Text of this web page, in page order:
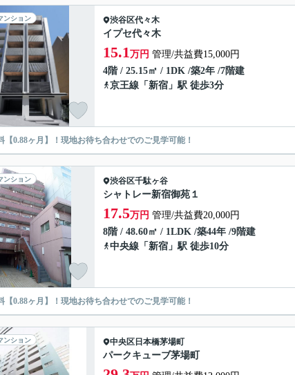
ンション 渋谷区代々木
イプセ代々木
15.1万円 管理/共益費15,000円
4階 / 25.15㎡ / 1DK /築2年 /7階建
京王線 「 新宿 」駅 徒歩3分
【0.88ヶ月】！現地お待ち合わせでのご見学可能！
ンション 渋谷区千駄ヶ谷
シャトレー新宿御苑１
17.5万円 管理/共益費20,000円
8階 / 48.60㎡ / 1LDK /築44年 /9階建
中央線 「 新宿 」駅 徒歩10分
【0.88ヶ月】！現地お待ち合わせでのご見学可能！
ンション 中央区 日本橋茅場町
パークキューブ茅場町